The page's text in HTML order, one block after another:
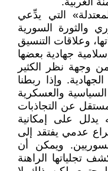
التي يدِّعي
والثورة السورية
وعلاقات التنسيق
جهادية بعضها
وجهة نظر الكثير
وإذا ربطنا
والعسكرية
عن التجاذبات
يدلل على إمكانية
عدمي يفتقد إلى
ويمكن أن
تجلياتها الراهنة